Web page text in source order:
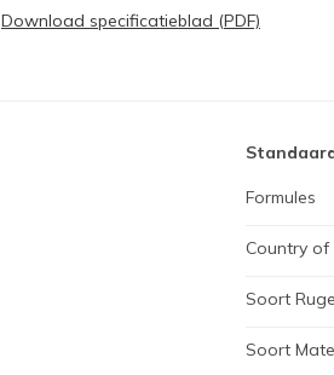
Download specificatieblad (PDF)
Formules
Country of
Soort
Soort